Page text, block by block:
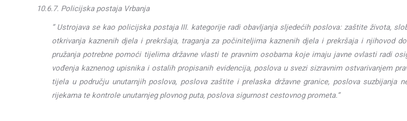
10.6.7. Policijska postaja Vrbanja
” Ustrojava se kao policijska postaja III. kategorije radi obavljanja sljedećih poslova: zaštite života,
otkrivanja kaznenih djela i prekršaja, traganja za počiniteljima kaznenih djela i prekršaja i njihovod
pružanja potrebne pomoći tijelima državne vlasti te pravnim osobama koje imaju javne ovlasti radi
vođenja kaznenog upisnika i ostalih propisanih evidencija, poslova u svezi sizravnim ostvarivanjem
tijela u području unutarnjih poslova, poslova zaštite i prelaska državne granice, poslova suzbijanja
rijekama te kontrole unutarnjeg plovnog puta, poslova sigurnost cestovnog prometa.”